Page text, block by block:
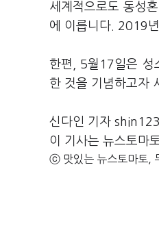
세계적으로도 동성
에 이릅니다. 2019
한편, 5월17일은 성
한 것을 기념하고자
신다인 기자
이 기사는 뉴스토마
ⓒ 맛있는 뉴스토마토,